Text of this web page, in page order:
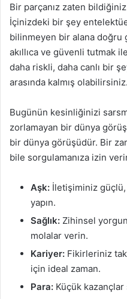
Bir parçanız zaten
İçinizdeki bir şey
bilinmeyen bir alana doğru
akıllıca ve güvenli tutmak
daha riskli, daha canlı bir
arasında kalmış olabilirsiniz.
Bugünün kesinliğinizi
zorlamayan bir dünya
bir dünya görüşüdür. Bir
bile sorgulamanıza izin
Aşk: İletişiminiz
yapın.
Sağlık: Zihinsel
molalar verin.
Kariyer: Fikirleriniz
için ideal zaman.
Para: Küçük